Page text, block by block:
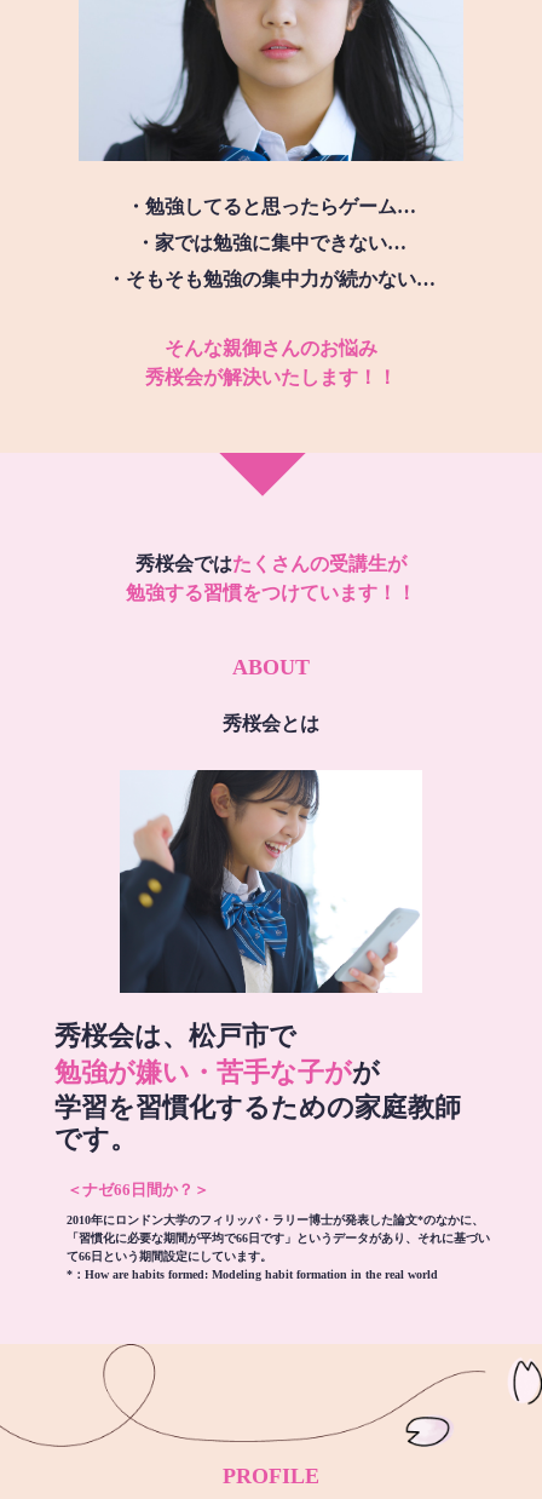
・勉強してると思ったらゲーム…
・家では勉強に集中できない…
・そもそも勉強の集中力が続かない…
そんな親御さんのお悩み
秀桜会が解決いたします！！
秀桜会ではたくさんの受講生が
勉強する習慣をつけています！！
ABOUT
秀桜会とは
秀桜会は、松戸市で
勉強が嫌い・苦手な子がが
学習を習慣化するための家庭教師
です。
＜ナゼ66日間か？＞
2010年にロンドン大学のフィリッパ・ラリー博士が発表した論文*のなかに、
「習慣化に必要な期間が平均で66日です」というデータがあり、それに基づい
て66日という期間設定にしています。
*： How are habits formed: Modeling habit formation in the real world
PROFILE